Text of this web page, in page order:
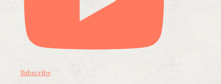
Subscribe